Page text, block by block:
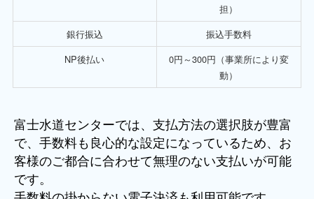
担）
銀行振込
振込手数料
NP後払い
0円～300円（事業所により変
動）
富士水道センターでは、支払方法の選択肢が豊富
で、手数料も良心的な設定になっているため、お
客様のご都合に合わせて無理のない支払いが可能
です。